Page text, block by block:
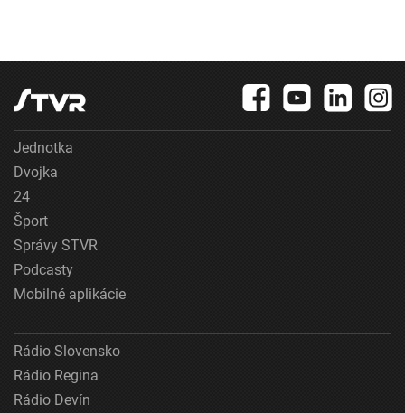
Jednotka
Dvojka
24
Šport
Správy STVR
Podcasty
Mobilné aplikácie
Rádio Slovensko
Rádio Regina
Rádio Devín